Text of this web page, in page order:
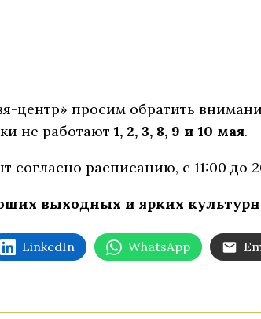
центр» просим обратить
не работают 1, 2, 3, 8, 9 и 10 мая.
согласно расписанию, с 11:00 до
выходных и ярких
LinkedIn WhatsApp